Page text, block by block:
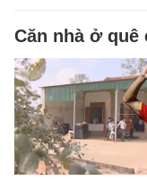
Căn nhà ở quê